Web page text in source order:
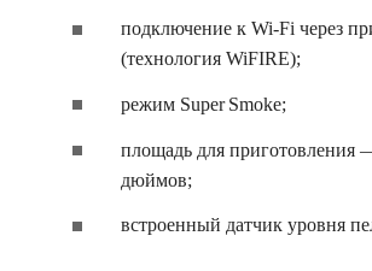
подключение к Wi‑Fi через
(технология WiFIRE);
режим Super Smoke;
площадь для приготовления
дюймов;
встроенный датчик уровня